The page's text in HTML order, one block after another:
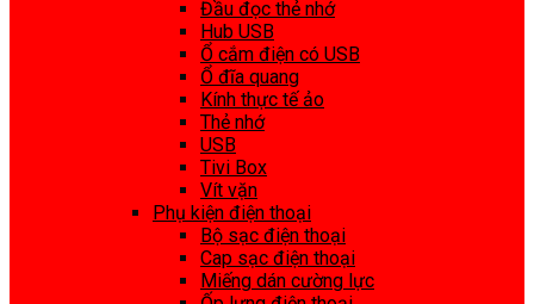
Đầu đọc thẻ nhớ
Hub USB
Ổ cắm điện có USB
Ổ đĩa quang
Kính thực tế ảo
Thẻ nhớ
USB
Tivi Box
Vít vặn
Phụ kiện điện thoại
Bộ sạc điện thoại
Cap sạc điện thoại
Miếng dán cường lực